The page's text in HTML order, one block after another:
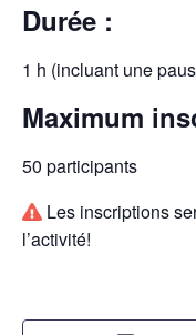
Durée :
1 h (incluant une
Maximum
50 participants
Les inscriptions
l’activité!